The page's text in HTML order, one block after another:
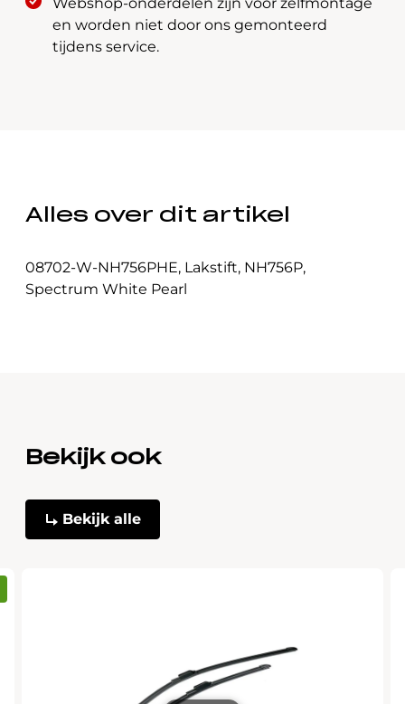
en worden niet door ons gemonteerd
tijdens service.
Alles over dit artikel
08702-W-NH756PHE, Lakstift, NH756P,
Spectrum White Pearl
Bekijk ook
Bekijk alle